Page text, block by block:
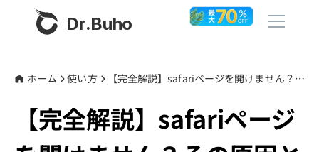
Dr.Buho
製品
BuhoCleaner
ホーム 使い方 【完全解説】safariページを開けません？その原因と対処法
【完全解説】safariページ